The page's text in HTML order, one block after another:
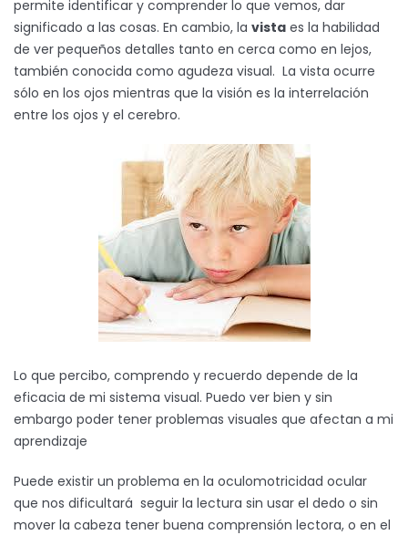
permite identificar y comprender lo que vemos, dar
significado a las cosas. En cambio, la vista es la habilidad
de ver pequeños detalles tanto en cerca como en lejos,
también conocida como agudeza visual. La vista ocurre
sólo en los ojos mientras que la visión es la interrelación
entre los ojos y el cerebro.
Lo que percibo, comprendo y recuerdo depende de la
eficacia de mi sistema visual. Puedo ver bien y sin
embargo poder tener problemas visuales que afectan a mi
aprendizaje
Puede existir un problema en la oculomotricidad ocular
que nos dificultará seguir la lectura sin usar el dedo o sin
mover la cabeza tener buena comprensión lectora, o en el